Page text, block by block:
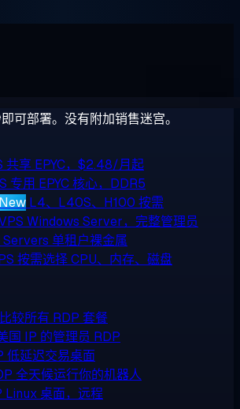
可部署。没有附加销售迷宫。
共享 EPYC，$2.48/月起
专用 EPYC 核心，DDR5
New L4、L40S、H100 按需
Windows Server，完整管理员
单租户裸金属
按需选择 CPU、内存、磁盘
比较所有 RDP 套餐
国 IP 的管理员 RDP
低延迟交易桌面
全天候运行你的机器人
Linux 桌面，远程